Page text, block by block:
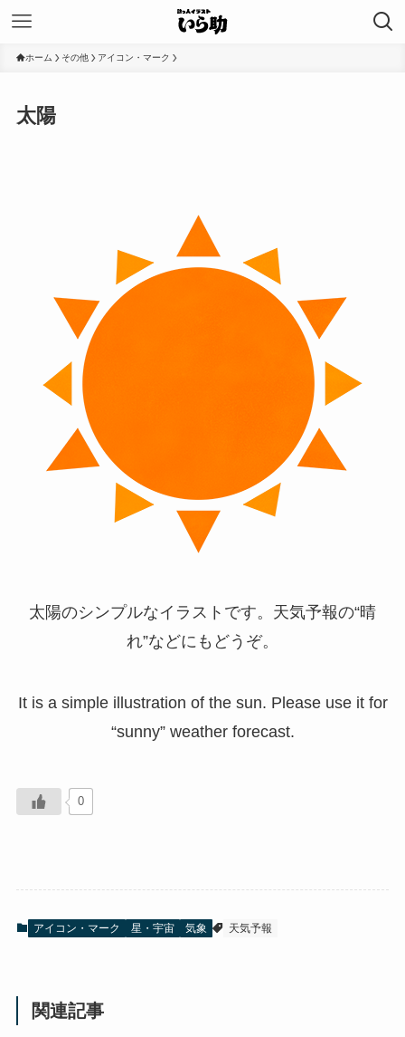
ホーム その他 アイコン・マーク
太陽
太陽のシンプルなイラストです。天気予報の“晴
れ”などにもどうぞ。
It is a simple illustration of the sun. Please use it for
“sunny” weather forecast.
0
アイコン・マーク 星・宇宙 気象 天気予報
関連記事